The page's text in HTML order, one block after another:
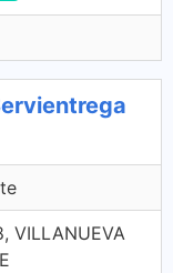
VILLANUEVA